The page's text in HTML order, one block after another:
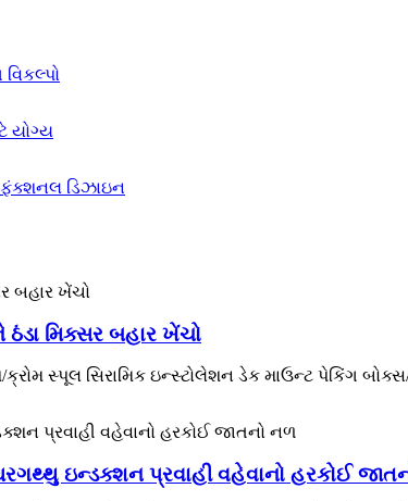
મિક્સર બહાર ખેંચો
સ્પૂલ સિરામિક ઇન્સ્ટોલેશન ડેક માઉન્ટ પેકિંગ બોક્સ/
ઇન્ડક્શન પ્રવાહી વહેવાનો હરકોઈ